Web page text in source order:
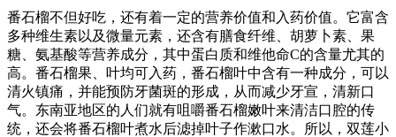
番石榴不但好吃，还有着一定的营养价值和入药价值。它富含
多种维生素以及微量元素，还含有膳食纤维、胡萝卜素、果
糖、氨基酸等营养成分，其中蛋白质和维他命C的含量尤其的
高。番石榴果、叶均可入药，番石榴叶中含有一种成分，可以
清火镇痛，并能预防牙菌斑的形成，从而减少牙宣，清新口
气。东南亚地区的人们就有咀嚼番石榴嫩叶来清洁口腔的传
统，还会将番石榴叶煮水后滤掉叶子作漱口水。所以，双莲小